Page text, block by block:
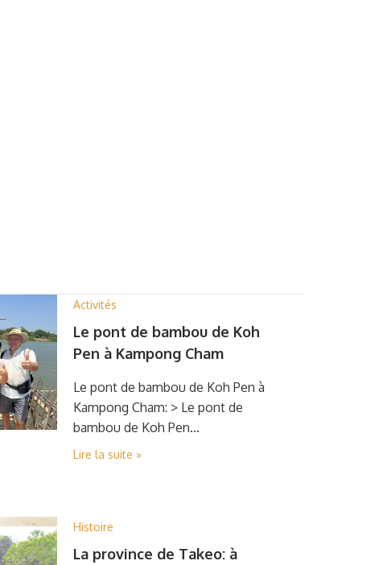
Activités
Le pont de bambou de Koh
Pen à Kampong Cham
Le pont de bambou de Koh Pen à
Kampong Cham: > Le pont de
bambou de Koh Pen...
Lire la suite »
Histoire
La province de Takeo: à